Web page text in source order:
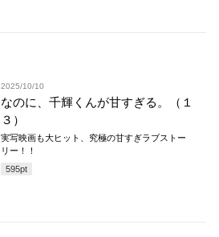
2025/10/10
なのに、千輝くんが甘すぎる。（１
３）
実写映画も大ヒット、究極の甘すぎラブストー
リー！！
595pt